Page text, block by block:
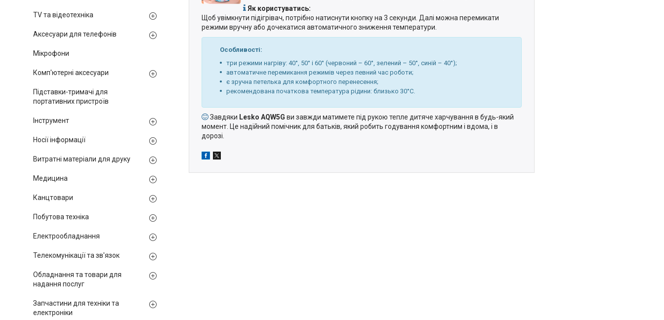
Як користуватись:
Щоб увімкнути підігрівач, потрібно натиснути кнопку на 3 секунди. Далі можна перемикати
режими вручну або дочекатися автоматичного зниження температури.
Особливості:
три режими нагріву: 40°, 50° і 60° (червоний – 60°, зелений – 50°, синій – 40°);
автоматичне перемикання режимів через певний час роботи;
є зручна петелька для комфортного перенесення;
рекомендована початкова температура рідини: близько 30°С.
Завдяки Lesko AQW5G ви завжди матимете під рукою тепле дитяче харчування в будь-який
момент. Це надійний помічник для батьків, який робить годування комфортним і вдома, і в
дорозі.
TV та відеотехніка
Аксесуари для телефонів
Мікрофони
Комп'ютерні аксесуари
Підставки-тримачі для
портативних пристроїв
Інструмент
Носії інформації
Витратні матеріали для друку
Медицина
Канцтовари
Побутова техніка
Електрообладнання
Телекомунікації та зв'язок
Обладнання та товари для
надання послуг
Запчастини для техніки та
електроніки